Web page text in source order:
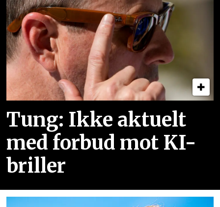
Tung: Ikke aktuelt
med forbud mot KI-
briller